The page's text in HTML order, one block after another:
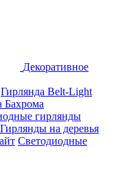
Декоративное
Гирлянда Belt-Light
Бахрома
гирлянды
Гирлянды на деревья
Светодиодные